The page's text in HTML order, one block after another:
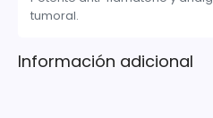
Información adicional
tumoral.